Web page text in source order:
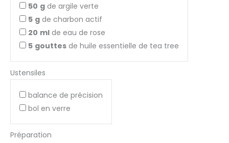
50 g de argile verte
5 g de charbon actif
20 ml de eau de rose
5 gouttes de huile essentielle de tea tree
Ustensiles
balance de précision
bol en verre
Préparation